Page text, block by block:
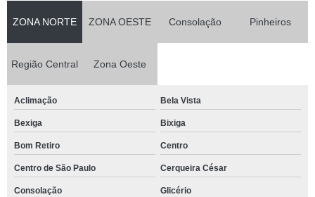
ZONA NORTE ZONA OESTE Consolação Pinheiros
Região Central Zona Oeste
Aclimação Bela Vista
Bexiga Bixiga
Bom Retiro Centro
Centro de São Paulo Cerqueira César
Consolação Glicério